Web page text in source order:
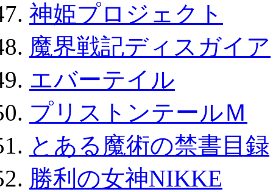
神姫プロジェクト
魔界戦記ディスガイア
エバーテイル
プリストンテールＭ
とある魔術の禁書目録
勝利の女神NIKKE